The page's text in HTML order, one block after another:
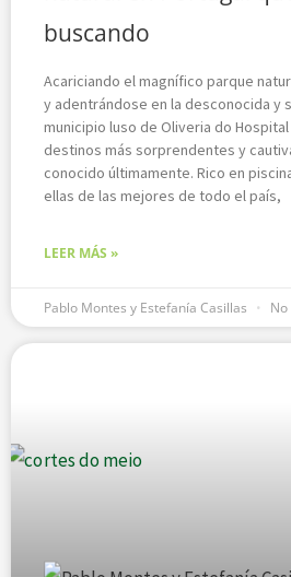
buscando
Acariciando el magnífico parque
y adentrándose en la desconocida y
municipio luso de Oliveria do
destinos más sorprendentes y
conocido últimamente. Rico en
ellas de las mejores de todo el país,
LEER MÁS »
Pablo Montes y Estefanía Casillas